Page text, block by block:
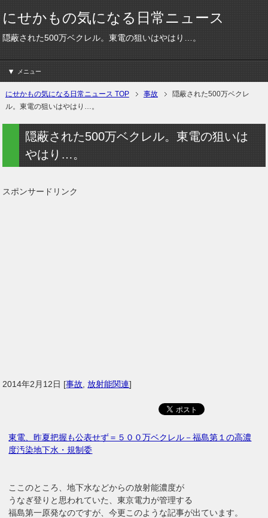
にせかもの気になる日常ニュース
隠蔽された500万ベクレル。東電の狙いはやはり…。
メニュー
にせかもの気になる日常ニュース TOP 事故
隠蔽された500万ベクレ
ル。東電の狙いはやはり…。
隠蔽された500万ベクレル。東電の狙いは
やはり…。
スポンサードリンク
2014年2月12日 [事故 ,放射能関連]
東電、昨夏把握も公表せず＝５００万ベクレル－福島第１の高濃
度汚染地下水・規制委
ここのところ、地下水などからの放射能濃度が
うなぎ登りと思われていた、東京電力が管理する
福島第一原発なのですが、今更このような記事が出ています。